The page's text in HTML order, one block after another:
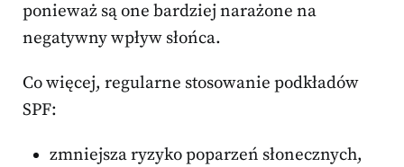
ponieważ są one bardziej narażone na
negatywny wpływ słońca.
Co więcej, regularne stosowanie podkładów
SPF:
zmniejsza ryzyko poparzeń słonecznych,